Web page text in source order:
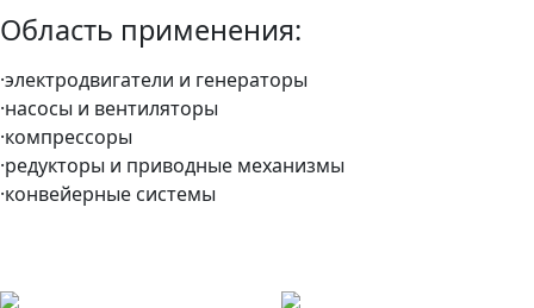
Область применения:
·электродвигатели и генераторы
·насосы и вентиляторы
·компрессоры
·редукторы и приводные механизмы
·конвейерные системы